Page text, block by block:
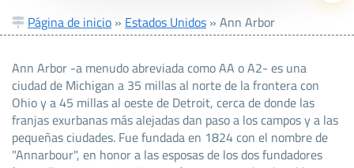
Página de inicio » Estados Unidos » Ann Arbor
Ann Arbor -a menudo abreviada como AA o A2- es una
ciudad de Michigan a 35 millas al norte de la frontera con
Ohio y a 45 millas al oeste de Detroit, cerca de donde las
franjas exurbanas más alejadas dan paso a los campos y a las
pequeñas ciudades. Fue fundada en 1824 con el nombre de
"Annarbour", en honor a las esposas de los dos fundadores